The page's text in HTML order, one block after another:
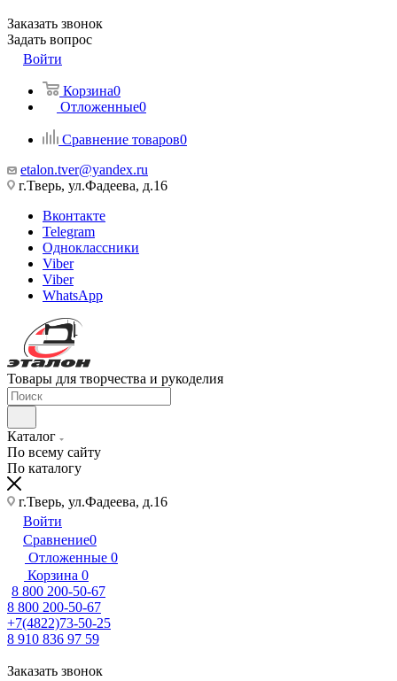
Заказать звонок
Задать вопрос
Войти
Корзина0
Отложенные0
Сравнение товаров0
etalon.tver@yandex.ru
г.Тверь, ул.Фадеева, д.16
Вконтакте
Telegram
Одноклассники
Viber
Viber
WhatsApp
Товары для творчества и рукоделия
Каталог
По всему сайту
По каталогу
г.Тверь, ул.Фадеева, д.16
Войти
Сравнение0
Отложенные 0
Корзина 0
8 800 200-50-67
8 800 200-50-67
+7(4822)73-50-25
8 910 836 97 59
Заказать звонок